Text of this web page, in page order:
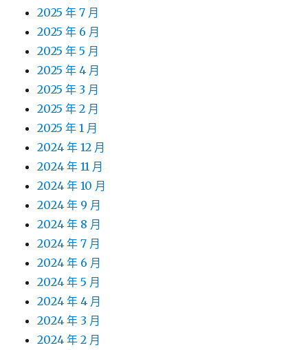
2025 年 7 月
2025 年 6 月
2025 年 5 月
2025 年 4 月
2025 年 3 月
2025 年 2 月
2025 年 1 月
2024 年 12 月
2024 年 11 月
2024 年 10 月
2024 年 9 月
2024 年 8 月
2024 年 7 月
2024 年 6 月
2024 年 5 月
2024 年 4 月
2024 年 3 月
2024 年 2 月